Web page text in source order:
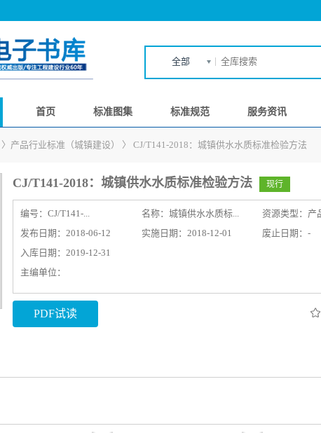
全部
首页 标准图集 标准规范 服务资讯
〉 产品行业标准（城镇建设） 〉 CJ/T141-2018：城镇供水水质标准检验方法
CJ/T141-2018：城镇供水水质标准检验方法 现行
编号： CJ/T141-... 名称： 城镇供水水质标...
资源类型：产
发布日期：2018-06-12
实施日期：2018-12-01
废止日期：-
入库日期：2019-12-31
主编单位：
PDF试读